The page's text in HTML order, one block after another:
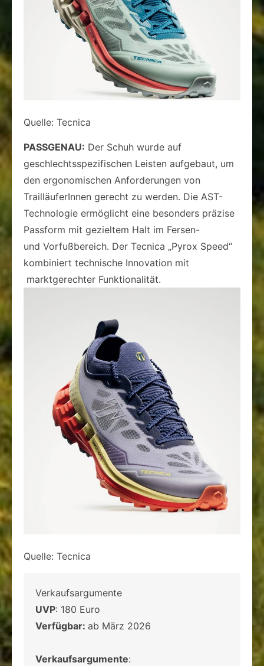
Quelle: Tecnica
PASSGENAU: Der Schuh wurde auf
geschlechtsspezifischen Leisten aufgebaut, um
den ergonomischen Anforderungen von
TrailläuferInnen gerecht zu werden. Die AST-
Technologie ermöglicht eine besonders präzise
Passform mit gezieltem Halt im Fersen-
und Vorfußbereich. Der Tecnica „Pyrox Speed“
kombiniert technische Innovation mit
marktgerechter Funktionalität.
Quelle: Tecnica
Verkaufsargumente
UVP: 180 Euro
Verfügbar: ab März 2026
Verkaufsargumente: